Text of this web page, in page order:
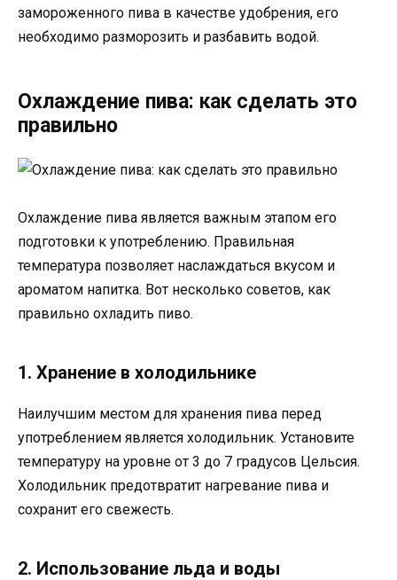
замороженного пива в качестве удобрения, его
необходимо разморозить и разбавить водой.
Охлаждение пива: как сделать это
правильно
Охлаждение пива является важным этапом его
подготовки к употреблению. Правильная
температура позволяет наслаждаться вкусом и
ароматом напитка. Вот несколько советов, как
правильно охладить пиво.
1. Хранение в холодильнике
Наилучшим местом для хранения пива перед
употреблением является холодильник. Установите
температуру на уровне от 3 до 7 градусов Цельсия.
Холодильник предотвратит нагревание пива и
сохранит его свежесть.
2. Использование льда и воды